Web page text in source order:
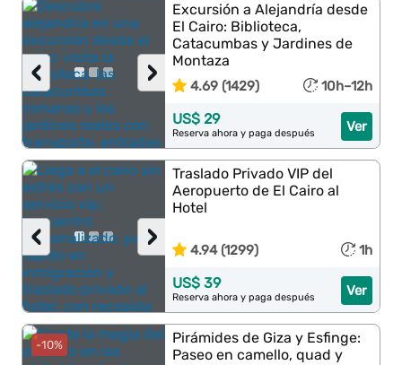
›
‹
Excursión a Alejandría desde
El Cairo: Biblioteca,
Catacumbas y Jardines de
Montaza
4.69 (1429) 10h–12h
Ver
US$ 29
Reserva ahora y paga después
›
‹
Traslado Privado VIP del
Aeropuerto de El Cairo al
Hotel
4.94 (1299) 1h
Ver
US$ 39
Reserva ahora y paga después
-10%
Pirámides de Giza y Esfinge:
Paseo en camello, quad y